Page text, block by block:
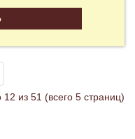
из 51 (всего 5 страниц)